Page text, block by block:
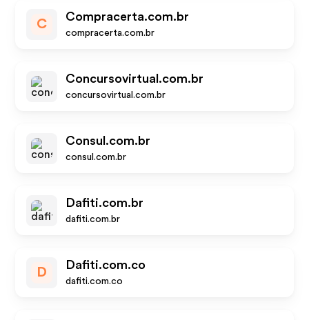
C
Compracerta.com.br
compracerta.com.br
Concursovirtual.com.br
concursovirtual.com.br
Consul.com.br
consul.com.br
Dafiti.com.br
dafiti.com.br
D
Dafiti.com.co
dafiti.com.co